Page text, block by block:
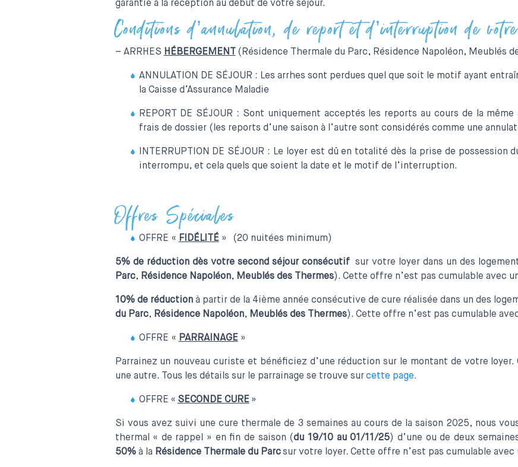
garantie à la réception au début de votre séjour.
Conditions d’annulation, de report et d’interruption de
– ARRHES HÉBERGEMENT (Résidence Thermale du Parc, Résidence Napoléon, Meublés
ANNULATION DE SÉJOUR : Les arrhes sont perdues quel que soit le motif ayant
la Caisse d’Assurance Maladie
REPORT DE SÉJOUR : Sont uniquement acceptés les reports au cours de la
frais de dossier (les reports d’une saison à l’autre sont considérés comme une
INTERRUPTION DE SÉJOUR : Le loyer est dû en totalité dès la prise de
interrompu, et cela quels que soient la date et le motif de l’interruption.
Offres Spéciales
OFFRE « FIDÉLITÉ » (20 nuitées minimum)
5% de réduction dès votre second séjour consécutif sur votre loyer dans un des
Parc, Résidence Napoléon, Meublés des Thermes). Cette offre n’est pas cumulable avec
10% de réductionà partir de la 4ième année consécutive de cure réalisée dans un des
du Parc, Résidence Napoléon, Meublés des Thermes). Cette offre n’est pas cumulable
OFFRE « PARRAINAGE »
Parrainez un nouveau curiste et bénéficiez d’une réduction sur le montant de votre
une autre. Tous les détails sur le parrainage se trouve surcette page.
OFFRE « SECONDE CURE»
Si vous avez suivi une cure thermale de 3 semaines au cours de la saison 2025, nous
thermal « de rappel » en fin de saison (du 19/10 au 01/11/25) d’une ou de deux
50% à la Résidence Thermale du Parc sur votre loyer. Cette offre n’est pas cumulable avec